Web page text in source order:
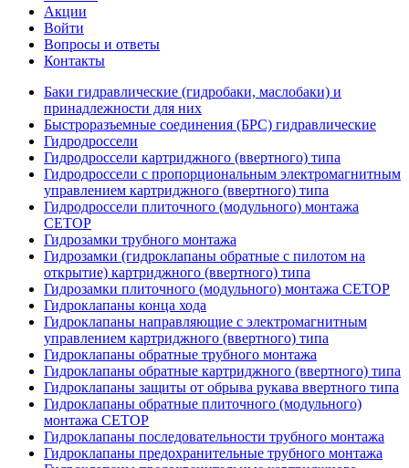
Акции
Войти
Вопросы и ответы
Контакты
Баки гидравлические (гидробаки, маслобаки) и
принадлежности для них
Быстроразъемные соединения (БРС) гидравлические
Гидродроссели
Гидродроссели картриджного (ввертного) типа
Гидродроссели с пропорциональным электромагнитным
управлением картриджного (ввертного) типа
Гидродроссели плиточного (модульного) монтажа
CETOP
Гидрозамки трубного монтажа
Гидрозамки (гидроклапаны обратные с пилотом на
открытие) картриджного (ввертного) типа
Гидрозамки плиточного (модульного) монтажа CETOP
Гидроклапаны конца хода
Гидроклапаны направляющие с электромагнитным
управлением картриджного (ввертного) типа
Гидроклапаны обратные трубного монтажа
Гидроклапаны обратные картриджного (ввертного) типа
Гидроклапаны защиты от обрыва рукава ввертного типа
Гидроклапаны обратные плиточного (модульного)
монтажа CETOP
Гидроклапаны последовательности трубного монтажа
Гидроклапаны предохранительные трубного монтажа